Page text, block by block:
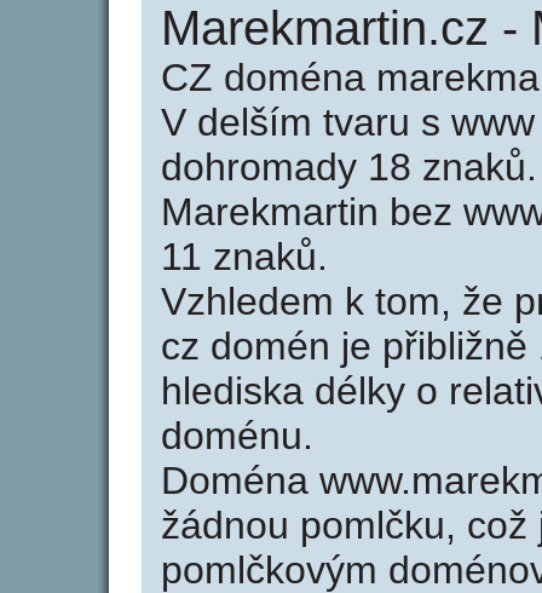
Marekmartin.cz -
CZ doména
V delším tvaru s
dohromady 18
Marekmartin bez
11 znaků.
Vzhledem k tom, že
cz domén je
hlediska délky o
doménu.
Doména
žádnou pomlčku,
pomlčkovým